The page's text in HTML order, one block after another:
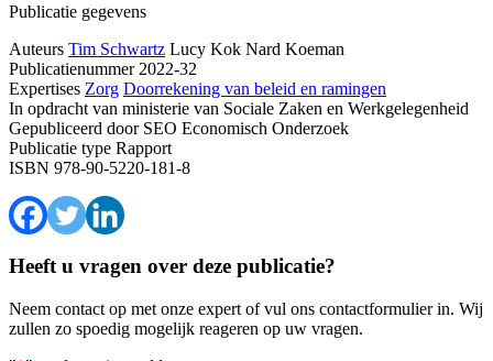
Publicatie gegevens
Auteurs Tim Schwartz Lucy Kok Nard Koeman
Publicatienummer2022-32
Expertises Zorg Doorrekening van beleid en ramingen
In opdracht van ministerie van Sociale Zaken en Werkgelegenheid
Gepubliceerd doorSEO Economisch Onderzoek
Publicatie type Rapport
ISBN 978-90-5220-181-8
Heeft u vragen over deze publicatie?
Neem contact op met onze expert of vul ons contactformulier in. Wij
zullen zo spoedig mogelijk reageren op uw vragen.